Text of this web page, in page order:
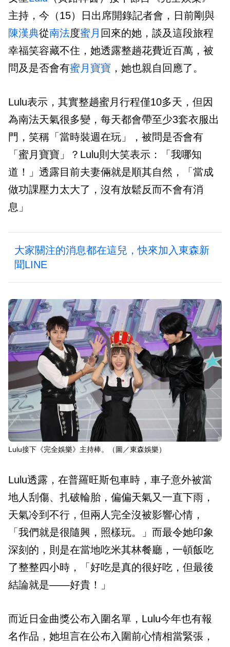
主持，今（15）日出席開錄記者會，日前剛與
陳漢典從南法度蜜月 回來的她，談及這段旅程
幸福笑容藏不住，她透露整趟花費近百萬，被
問及是否會有蜜月寶寶 ，她也親自回應了。
Lulu表示，其實整趟蜜月行程僅10多天，但因
為南法天氣很多變，每天都會帶至少3套衣服出
門，笑稱「當時裝週在玩」，被問是否會有
「蜜月寶寶」？Lulu則大笑表示：「我哪知
道！」透露目前夫妻倆就是順其自然，「當成
做功課壓力太大了，沒有放鬆反而不會有消
息」
大家關注的消息都在這兒，快來加入東森新
聞LINE
Lulu接下《完全娛樂》主持棒。（圖／東森娛樂）
Lulu透露，在普羅旺斯包車時，車子意外被當
地人刮傷、扎破輪胎，偏偏天氣又一直下雨，
天氣冷到不行，但兩人完全沒被影響心情，
「我們就是很隨興，照樣玩。」而最令她印象
深刻的，則是在當地吃米其林餐廳，一頓飯吃
了整整四小時，「好吃是真的很好吃，但最後
結論就是——好貴！」
而近日金曲獎公布入圍名單，Lulu今年也有報
名作品，她坦言在公布入圍前心情相當緊張，